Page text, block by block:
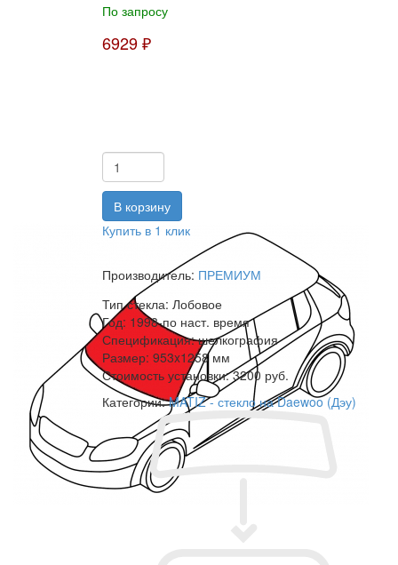
По запросу
6929 ₽
Купить в 1 клик
Производитель: ПРЕМИУМ
Тип стекла: Лобовое
Год: 1998-по наст. время
Спецификация: шелкография
Размер: 953x1258 мм
Стоимость установки: 3200 руб.
Категории:MATIZ - стекло на Daewoo (Дэу)